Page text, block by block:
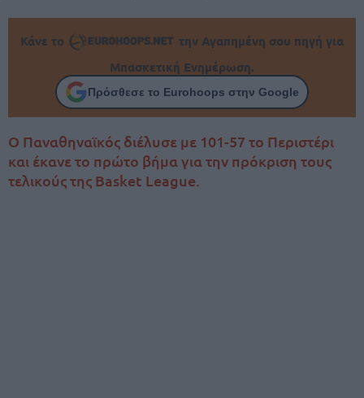
Κάνε το
την Αγαπημένη σου πηγή για
Μπασκετική Ενημέρωση.
Πρόσθεσε το Eurohoops στην Google
Ο Παναθηναϊκός διέλυσε με 101-57 το Περιστέρι
και έκανε το πρώτο βήμα για την πρόκριση τους
τελικούς της Basket League.